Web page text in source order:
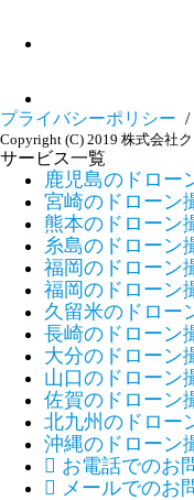
プライバシーポリシー /
Copyright (C) 2019 株式会社
サービス一覧
鹿児島のドロー
宮崎のドローン
熊本のドローン
糸島のドローン
福岡のドローン
福岡のドローン
久留米のドロー
長崎のドローン
大分のドローン
山口のドローン
佐賀のドローン
北九州のドロー
沖縄のドローン
 お電話でのお
 メールでのお